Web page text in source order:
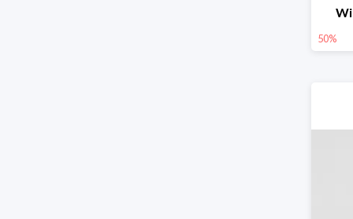
50%